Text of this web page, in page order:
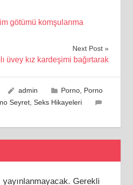
götümü komşularıma
Next Post
üvey kız kardeşimi bağırtarak
admin Porno Porno
Seyret, Seks Hikayeleri
Gerekli